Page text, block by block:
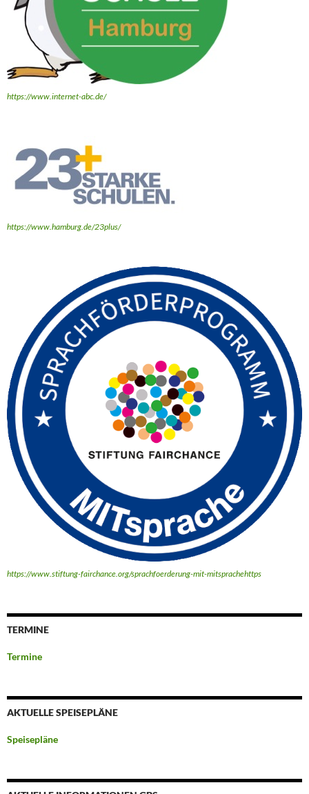
https://www.internet-abc.de/
https://www.hamburg.de/23plus/
https://www.stiftung-fairchance.org/sprachfoerderung-mit-mitsprachehttps
TERMINE
Termine
AKTUELLE SPEISEPLÄNE
Speisepläne